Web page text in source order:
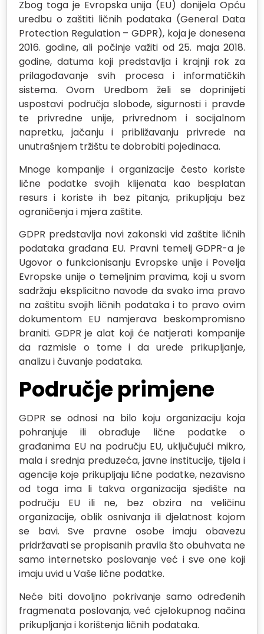
Zbog toga je Evropska unija (EU) donijela Opću
uredbu o zaštiti ličnih podataka (General Data
Protection Regulation – GDPR), koja je donesena
2016. godine, ali počinje važiti od 25. maja 2018.
godine, datuma koji predstavlja i krajnji rok za
prilagođavanje svih procesa i informatičkih
sistema. Ovom Uredbom želi se doprinijeti
uspostavi područja slobode, sigurnosti i pravde
te privredne unije, privrednom i socijalnom
napretku, jačanju i približavanju privrede na
unutrašnjem tržištu te dobrobiti pojedinaca.
Mnoge kompanije i organizacije često koriste
lične podatke svojih klijenata kao besplatan
resurs i koriste ih bez pitanja, prikupljaju bez
ograničenja i mjera zaštite.
GDPR predstavlja novi zakonski vid zaštite ličnih
podataka građana EU. Pravni temelj GDPR-a je
Ugovor o funkcionisanju Evropske unije i Povelja
Evropske unije o temeljnim pravima, koji u svom
sadržaju eksplicitno navode da svako ima pravo
na zaštitu svojih ličnih podataka i to pravo ovim
dokumentom EU namjerava beskompromisno
braniti. GDPR je alat koji će natjerati kompanije
da razmisle o tome i da urede prikupljanje,
analizu i čuvanje podataka.
Područje primjene
GDPR se odnosi na bilo koju organizaciju koja
pohranjuje ili obrađuje lične podatke o
građanima EU na području EU, uključujući mikro,
mala i srednja preduzeća, javne institucije, tijela i
agencije koje prikupljaju lične podatke, nezavisno
od toga ima li takva organizacija sjedište na
području EU ili ne, bez obzira na veličinu
organizacije, oblik osnivanja ili djelatnost kojom
se bavi. Sve pravne osobe imaju obavezu
pridržavati se propisanih pravila što obuhvata ne
samo internetsko poslovanje već i sve one koji
imaju uvid u Vaše lične podatke.
Neće biti dovoljno pokrivanje samo određenih
fragmenata poslovanja, već cjelokupnog načina
prikupljanja i korištenja ličnih podataka.